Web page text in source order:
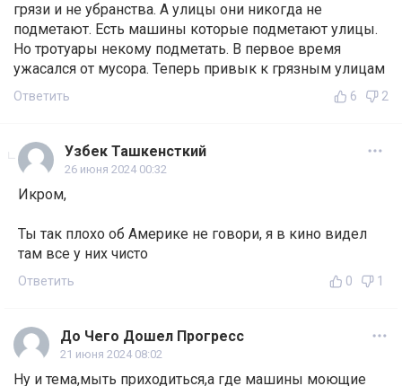
грязи и не убранства. А улицы они никогда не
подметают. Есть машины которые подметают улицы.
Но тротуары некому подметать. В первое время
ужасался от мусора. Теперь привык к грязным улицам
Ответить 6 2
Узбек Ташкенсткий
26 июня 2024 00:32
Икром,
Ты так плохо об Америке не говори, я в кино видел
там все у них чисто
Ответить 0 1
До Чего Дошел Прогресс
21 июня 2024 08:02
Ну и тема,мыть приходиться,а где машины моющие